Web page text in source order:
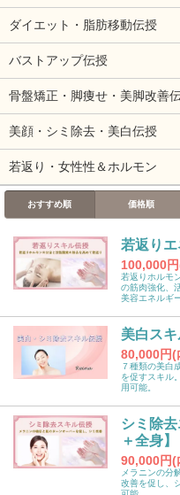
ダイエット・脂肪移動伝授
バストアップ伝授
骨盤矯正・脚痩せ・美脚改善
美顔・シミ除去・美白伝授
若返り・女性性＆ホルモン
おすすめ順 価格順
若返り
100,000
若返りホルモ
の筋肉強化、
美容エネルギ
美白スキ
80,000円(
７種類の美白
を促すスキル
用可能。
シミ除
＋全身】
90,000円(
メラニンの分
改善を促し、